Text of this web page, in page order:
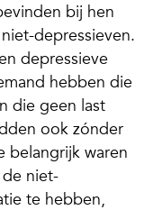
bij hen
depressieven.
depressieve
hebben die
die geen last
ook zónder
belangrijk waren
niet-
te hebben,